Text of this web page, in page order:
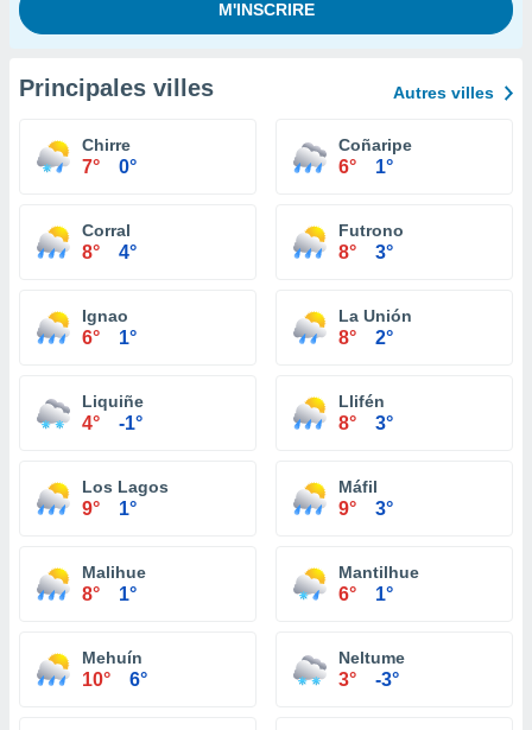
Principales villes Autres villes
Chirre
7° 0°
Coñaripe
6° 1°
Corral
8° 4°
Futrono
8° 3°
Ignao
6° 1°
La Unión
8° 2°
Liquiñe
4° -1°
Llifén
8° 3°
Los Lagos
9° 1°
Máfil
9° 3°
Malihue
8° 1°
Mantilhue
6° 1°
Mehuín
10° 6°
Neltume
3° -3°